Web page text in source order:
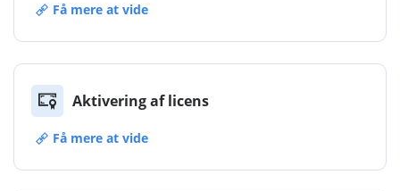
Få mere at vide
Aktivering af licens
Få mere at vide